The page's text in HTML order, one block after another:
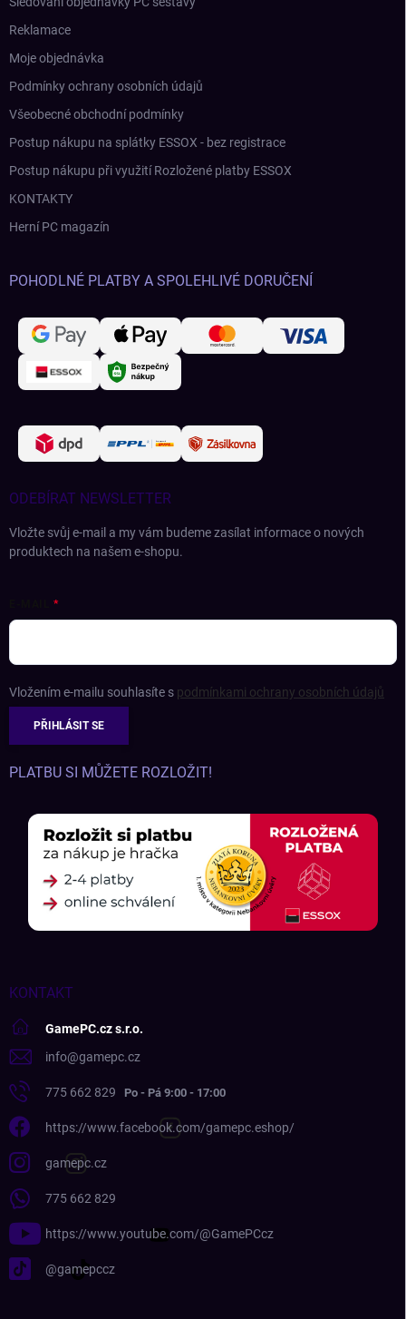
Reklamace
Moje objednávka
Podmínky ochrany osobních údajů
Všeobecné obchodní podmínky
Postup nákupu na splátky ESSOX - bez registrace
Postup nákupu při využití Rozložené platby ESSOX
KONTAKTY
Herní PC magazín
POHODLNÉ PLATBY A SPOLEHLIVÉ DORUČENÍ
ODEBÍRAT NEWSLETTER
Vložte svůj e-mail a my vám budeme zasílat informace o nových
produktech na našem e-shopu.
Vložením e-mailu souhlasíte s podmínkami ochrany osobních údajů
PŘIHLÁSIT SE
PLATBU SI MŮŽETE ROZLOŽIT!
KONTAKT
GamePC.cz s.r.o.
info@gamepc.cz
775 662 829
https://www.facebook.com/gamepc.eshop/
gamepc.cz
775 662 829
https://www.youtube.com/@GamePCcz
@gamepccz